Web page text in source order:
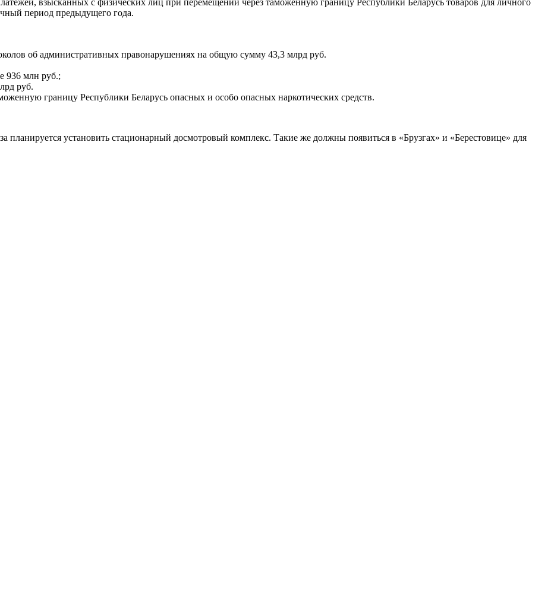
период предыдущего года.
об административных правонарушениях на общую сумму 43,3 млрд руб.
936 млн руб.;
руб.
границу Республики Беларусь опасных и особо опасных наркотических средств.
планируется установить стационарный досмотровый комплекс. Такие же должны появиться в «Брузгах» и «Берестовице» для